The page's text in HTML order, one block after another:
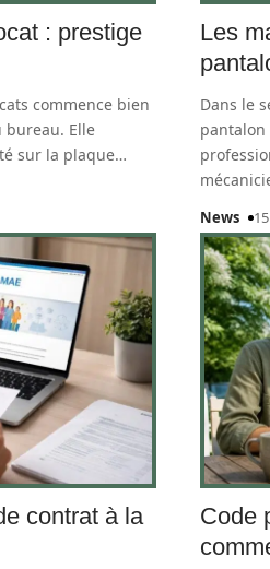
: prestige
commence bien
bureau. Elle
sur la plaque…
Les
Dans le
News
contrat à la
Code